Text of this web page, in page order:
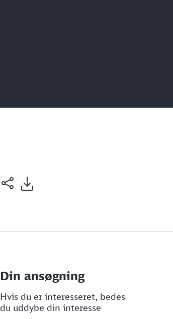
Din ansøgning
Hvis du er interesseret, bedes
du uddybe din interesse